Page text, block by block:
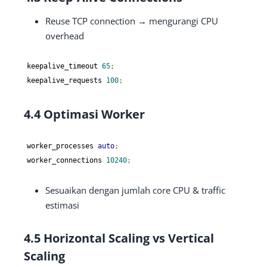
Reuse TCP connection → mengurangi CPU
overhead
keepalive_timeout 65;
keepalive_requests 100;
4.4 Optimasi Worker
worker_processes auto;
worker_connections 10240;
Sesuaikan dengan jumlah core CPU & traffic
estimasi
4.5 Horizontal Scaling vs Vertical
Scaling